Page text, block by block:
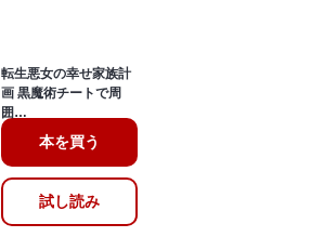
転生悪女の幸せ家族計
画 黒魔術チートで周
囲…
本を買う
試し読み